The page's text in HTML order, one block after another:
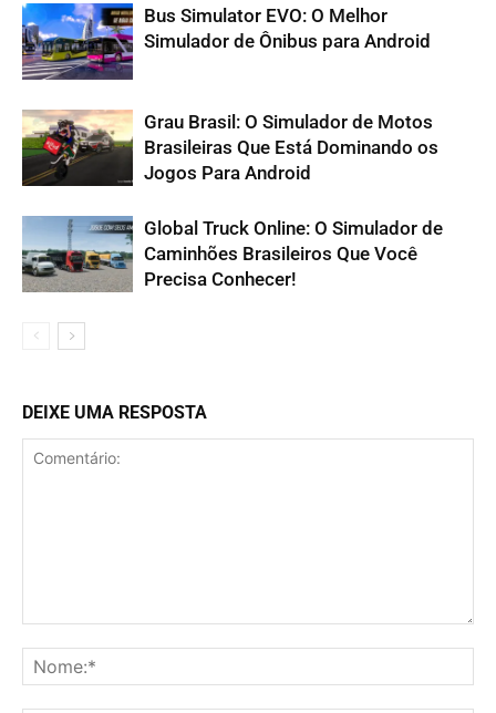
Bus Simulator EVO: O Melhor
Simulador de Ônibus para Android
Grau Brasil: O Simulador de Motos
Brasileiras Que Está Dominando os
Jogos Para Android
Global Truck Online: O Simulador de
Caminhões Brasileiros Que Você
Precisa Conhecer!
DEIXE UMA RESPOSTA